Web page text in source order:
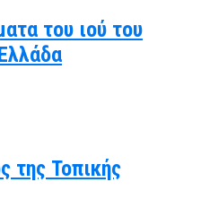
του ιού του
της Τοπικής